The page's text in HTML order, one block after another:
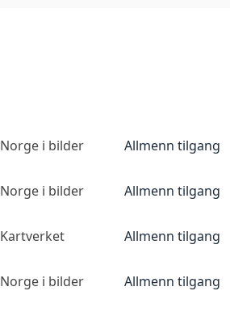
Norge i bilder Allmenn tilgang
Norge i bilder Allmenn tilgang
Kartverket Allmenn tilgang
Norge i bilder Allmenn tilgang